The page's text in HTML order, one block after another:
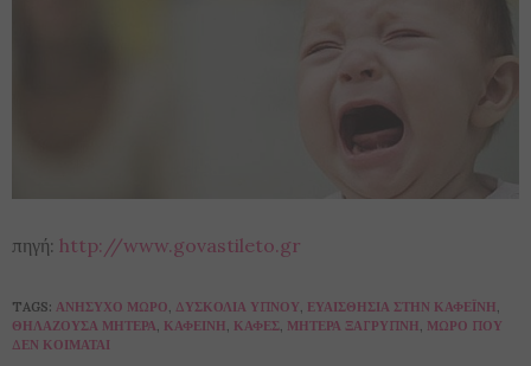
πηγή: http://www.govastileto.gr
TAGS: ΑΝΉΣΥΧΟ ΜΩΡΌ ΔΥΣΚΟΛΊΑ ΎΠΝΟΥ ΕΥΑΙΣΘΗΣΊΑ ΣΤΗΝ ΚΑΦΕΪΝΗ
ΘΗΛΆΖΟΥΣΑ ΜΗΤΈΡΑ ΚΑΦΕΊΝΗ ΚΑΦΈΣ ΜΗΤΈΡΑ ΞΆΓΡΥΠΝΗ ΜΩΡΌ ΠΟΥ
ΔΕΝ ΚΟΙΜΆΤΑΙ